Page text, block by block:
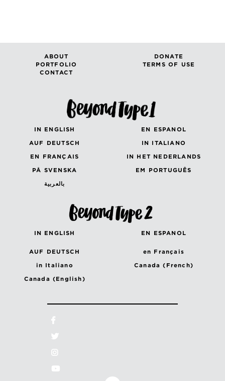
ABOUT
DONATE
PORTFOLIO
TERMS OF USE
CONTACT
IN ENGLISH
EN ESPANOL
AUF DEUTSCH
IN ITALIANO
EN FRANÇAIS
IN HET NEDERLANDS
PÅ SVENSKA
EM PORTUGUÊS
بالعربية
IN ENGLISH EN ESPANOL
AUF DEUTSCH
en Français
in Italiano
Canada (French)
Canada (English)